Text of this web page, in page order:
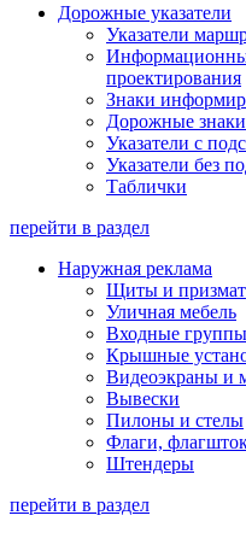
Дорожные указатели
Указатели
проектирования
Знаки
Дорожные знаки
Указатели с
Указатели без
Таблички
перейти в раздел
Наружная реклама
Щиты и
Уличная мебель
Входные группы
Крышные
Видеоэкраны и
Вывески
Пилоны и стелы
Флаги,
Штендеры
перейти в раздел